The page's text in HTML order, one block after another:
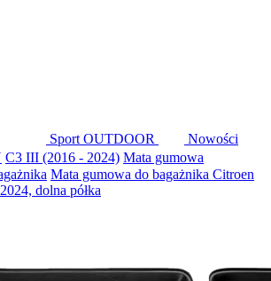
Sport OUTDOOR
Nowości
C3 III (2016 - 2024) Mata gumowa
Mata gumowa do bagażnika Citroen
dolna półka